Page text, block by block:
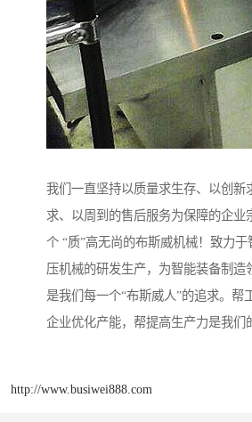
我们一直坚持以质量求生存、以创新
求、以周到的售后服务为保障的企业
个 “质”高无尚的布斯威机械！致力
压机械的研发生产，为智能装备制造
是我们每一个“布斯威人”的追求。帮
企业优化产能，帮提高生产力是我们
http://www.busiwei888.com